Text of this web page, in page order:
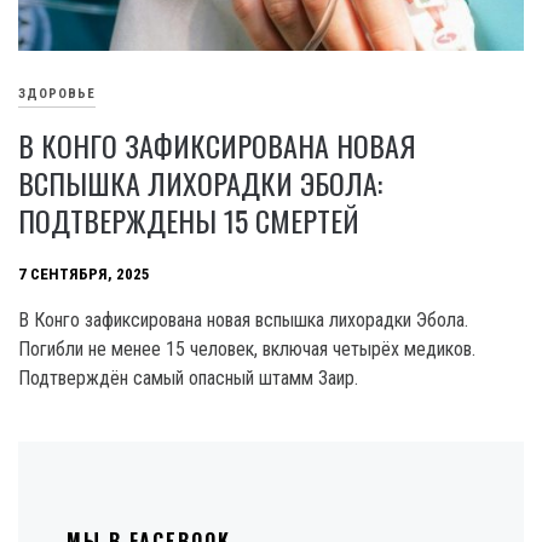
ЗДОРОВЬЕ
В КОНГО ЗАФИКСИРОВАНА НОВАЯ
ВСПЫШКА ЛИХОРАДКИ ЭБОЛА:
ПОДТВЕРЖДЕНЫ 15 СМЕРТЕЙ
7 СЕНТЯБРЯ, 2025
В Конго зафиксирована новая вспышка лихорадки Эбола.
Погибли не менее 15 человек, включая четырёх медиков.
Подтверждён самый опасный штамм Заир.